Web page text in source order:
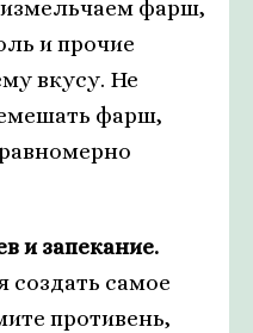
фарш,
и прочие
вкусу. Не
фарш,
и запекание.
создать самое
противень,